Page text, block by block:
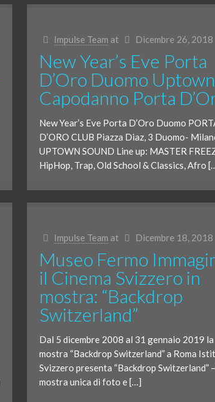
Impulse Team at Dicembre 26, 2018
New Year’s Eve Porta
D’Oro Duomo
Capodanno Porta
New Year’s Eve Porta D’Oro Duomo
D’ORO CLUB Piazza Diaz, 3 Duomo-
UPTOWN SOUND Line up: MASTER
HipHop, Trap, Old School & Classics, Afro
Impulse Team at Dicembre 18, 2018
Museo Fermo
il Cinema Svizzero in
mostra: “Backdrop
Switzerland”
Dal 5 dicembre 2008 al 31 gennaio 2019 la
mostra “Backdrop Switzerland” a Roma
Svizzero presenta “Backdrop Switzerland”
mostra unica di foto e […]